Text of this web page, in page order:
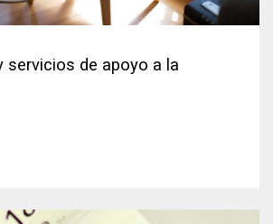
servicios de apoyo a la